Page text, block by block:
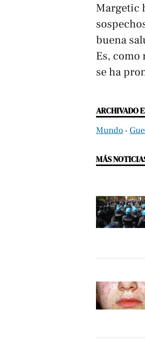
Margetic
buena
Es,
se ha
ARCHIVADO
Mundo ‧
MÁS